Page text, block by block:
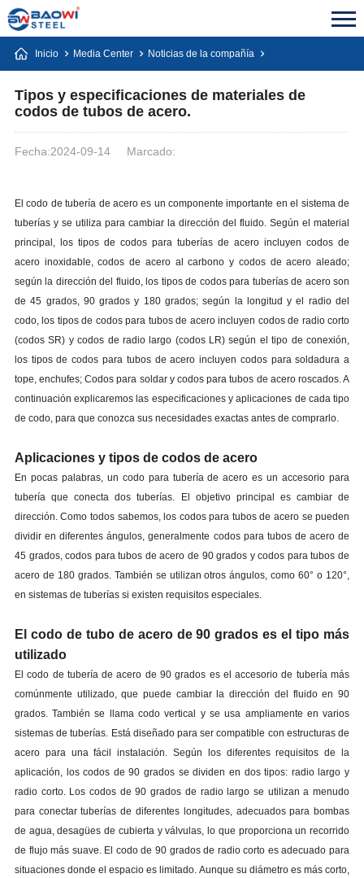
Inicio Media Center Noticias de la compañía
Tipos y especificaciones de materiales de
codos de tubos de acero.
Fecha:2024-09-14 Marcado:
El codo de tubería de acero es un componente importante en el sistema de
tuberías y se utiliza para cambiar la dirección del fluido. Según el material
principal, los tipos de codos para tuberías de acero incluyen codos de
acero inoxidable, codos de acero al carbono y codos de acero aleado;
según la dirección del fluido, los tipos de codos para tuberías de acero son
de 45 grados, 90 grados y 180 grados; según la longitud y el radio del
codo, los tipos de codos para tubos de acero incluyen codos de radio corto
(codos SR) y codos de radio largo (codos LR) según el tipo de conexión,
los tipos de codos para tubos de acero incluyen codos para soldadura a
tope, enchufes; Codos para soldar y codos para tubos de acero roscados. A
continuación explicaremos las especificaciones y aplicaciones de cada tipo
de codo, para que conozca sus necesidades exactas antes de comprarlo.
Aplicaciones y tipos de codos de acero
En pocas palabras, un codo para tubería de acero es un accesorio para
tubería que conecta dos tuberías. El objetivo principal es cambiar de
dirección. Como todos sabemos, los codos para tubos de acero se pueden
dividir en diferentes ángulos, generalmente codos para tubos de acero de
45 grados, codos para tubos de acero de 90 grados y codos para tubos de
acero de 180 grados. También se utilizan otros ángulos, como 60° o 120°,
en sistemas de tuberías si existen requisitos especiales.
El codo de tubo de acero de 90 grados es el tipo más
utilizado
El codo de tubería de acero de 90 grados es el accesorio de tubería más
comúnmente utilizado, que puede cambiar la dirección del fluido en 90
grados. También se llama codo vertical y se usa ampliamente en varios
sistemas de tuberías. Está diseñado para ser compatible con estructuras de
acero para una fácil instalación. Según los diferentes requisitos de la
aplicación, los codos de 90 grados se dividen en dos tipos: radio largo y
radio corto. Los codos de 90 grados de radio largo se utilizan a menudo
para conectar tuberías de diferentes longitudes, adecuados para bombas
de agua, desagües de cubierta y válvulas, lo que proporciona un recorrido
de flujo más suave. El codo de 90 grados de radio corto es adecuado para
situaciones donde el espacio es limitado. Aunque su diámetro es más corto,